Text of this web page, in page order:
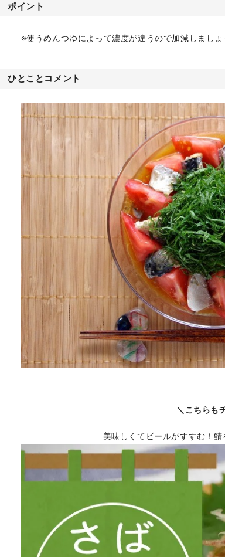
ポイント
※使うめんつゆによって濃度が違うので加減しましょ
ひとことコメント
＼こちらも
美味しくてビールがすすむ！